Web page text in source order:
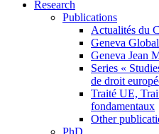
Research
Publications
Actualités du
Geneva
Geneva Jean
Series «
de droit
Traité UE,
fondamentaux
Other
PhD